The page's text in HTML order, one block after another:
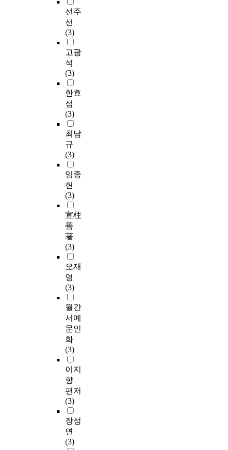
선주
선
(3)
고광
석
(3)
한효
섭
(3)
최남
규
(3)
임종
현
(3)
宣柱
善
著
(3)
오재
영
(3)
월간
서예
문인
화
(3)
이지
향
편저
(3)
장성
연
(3)